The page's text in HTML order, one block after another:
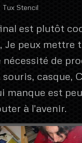
Tux Stencil
est plutôt
Je peux mettre
de
casque,
manque est
à l'avenir.